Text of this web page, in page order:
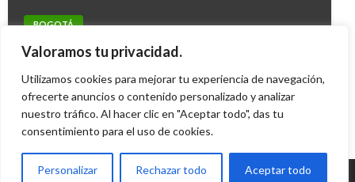
Valoramos tu privacidad.
Utilizamos cookies para mejorar tu experiencia de navegación,
ofrecerte anuncios o contenido personalizado y analizar
nuestro tráfico. Al hacer clic en "Aceptar todo", das tu
consentimiento para el uso de cookies.
Personalizar Rechazar todo Aceptar todo
BOGOTÁ
Bogotá es la tercera ciudad más cara de
Ariel Cabrera lunes enero 23, 2012